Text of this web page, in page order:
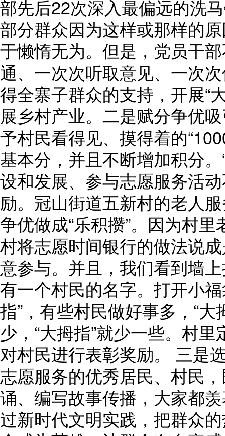
部先后22次深入最偏远的洗
部分群众因为这样或那样的
于懒惰无为。但是，党员干
通、一次次听取意见、一次
得全寨子群众的支持，开展“
展乡村产业。二是赋分争优
予村民看得见、摸得着的
基本分，并且不断增加积分
设和发展、参与志愿服务活
励。冠山街道五新村的老人
争优做成“乐积攒”。因为村
村将志愿时间银行的做法说
意参与。并且，我们看到墙
有一个村民的名字。打开小
指”，有些村民做好事多，“
少，“大拇指”就少一些。村
对村民进行表彰奖励。 三是
志愿服务的优秀居民、村民
诵、编写故事传播，大家都
过新时代文明实践，把群众